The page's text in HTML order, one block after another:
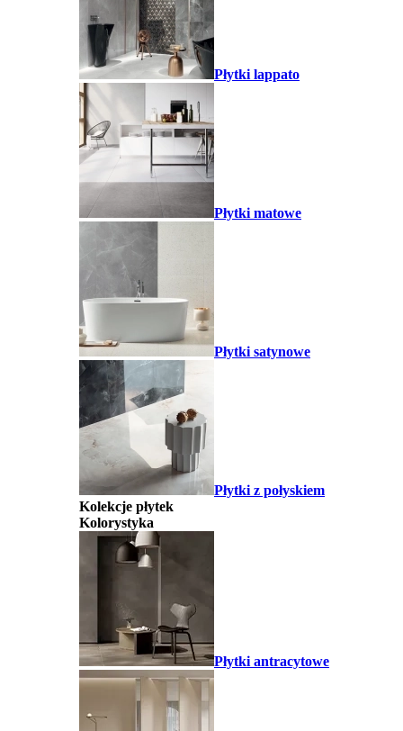
Płytki lappato
Płytki matowe
Płytki satynowe
Płytki z połyskiem
Kolekcje płytek
Kolorystyka
Płytki antracytowe